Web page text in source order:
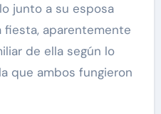
junto a su esposa
fiesta, aparentemente
de ella según lo
que ambos fungieron